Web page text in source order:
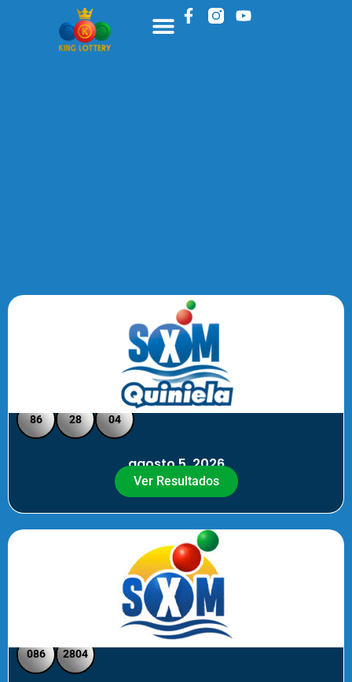
Quiniela SXM - Medio Día
86 28 04
agosto 5, 2026
Ver Resultados
SXM Medio día - Pick 3 Pick 4
086 2804